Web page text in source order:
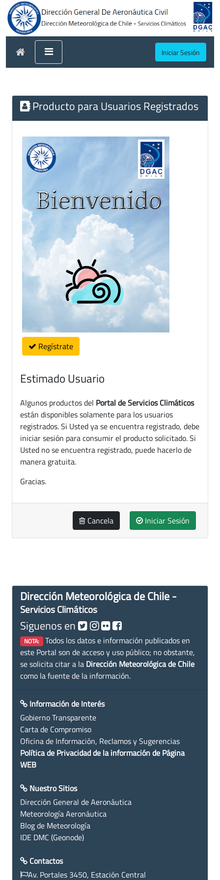
Iniciar Sesión
Producto para Usuarios Registrados
Regístrate
Estimado Usuario
Algunos productos del Portal de Servicios Climáticos
están disponibles solamente para los usuarios
registrados. Si Usted ya se encuentra registrado, debe
iniciar sesión para consumir el producto solicitado. Si
Usted no se encuentra registrado, puede hacerlo de
manera gratuita.
Gracias.
Cancela Iniciar Sesión
Dirección Meteorológica de Chile -
Servicios Climáticos
Siguenos en
NOTA: Todos los datos e información publicados en
este Portal son de acceso y uso público; no obstante,
se solicita citar a la Dirección Meteorológica de Chile
como la fuente de la información.
Información de Interés
Gobierno Transparente
Carta de Compromiso
Oficina de Información, Reclamos y Sugerencias
Política de Privacidad de la información de Página
WEB
Nuestro Sitios
Dirección General de Aeronáutica
Meteorología Aeronáutica
Blog de Meteorología
IDE DMC (Geonode)
Contactos
Av. Portales 3450, Estación Central